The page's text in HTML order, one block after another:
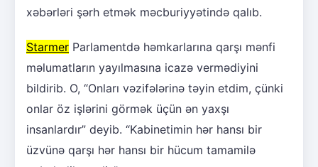
xəbərləri şərh etmək məcburiyyətində qalıb.
Starmer Parlamentdə həmkarlarına qarşı mənfi
məlumatların yayılmasına icazə vermədiyini
bildirib. O, “Onları vəzifələrinə təyin etdim, çünki
onlar öz işlərini görmək üçün ən yaxşı
insanlardır” deyib. “Kabinetimin hər hansı bir
üzvünə qarşı hər hansı bir hücum tamamilə